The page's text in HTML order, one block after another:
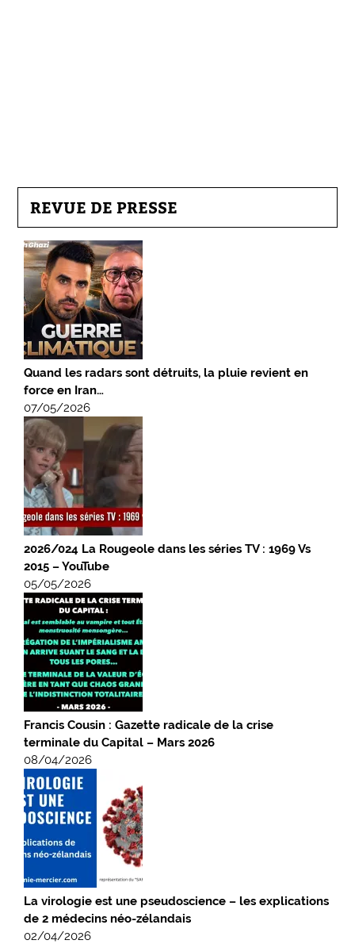
REVUE DE PRESSE
Quand les radars sont détruits, la pluie revient en
force en Iran…
07/05/2026
2026/024 La Rougeole dans les séries TV : 1969 Vs
2015 – YouTube
05/05/2026
Francis Cousin : Gazette radicale de la crise
terminale du Capital – Mars 2026
08/04/2026
La virologie est une pseudoscience – les explications
de 2 médecins néo-zélandais
02/04/2026